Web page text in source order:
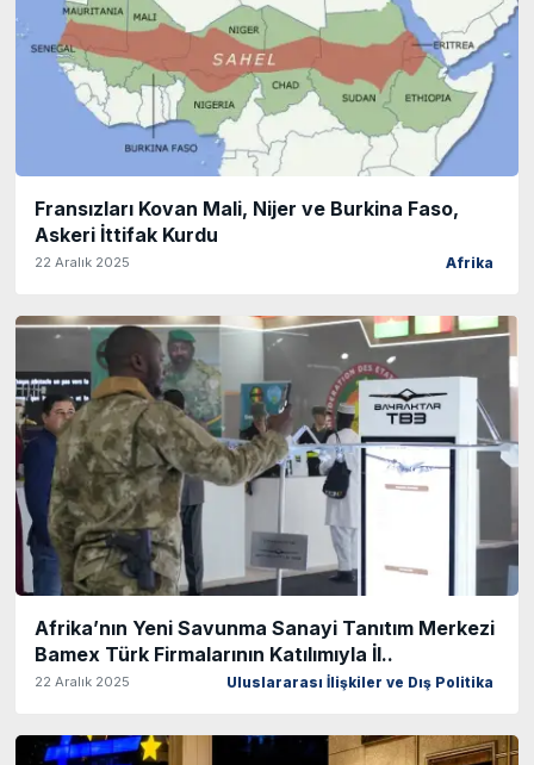
Fransızları Kovan Mali, Nijer ve Burkina Faso,
Askeri İttifak Kurdu
22 Aralık 2025 Afrika
Afrika’nın Yeni Savunma Sanayi Tanıtım Merkezi
Bamex Türk Firmalarının Katılımıyla İl..
22 Aralık 2025 Uluslararası İlişkiler ve Dış Politika